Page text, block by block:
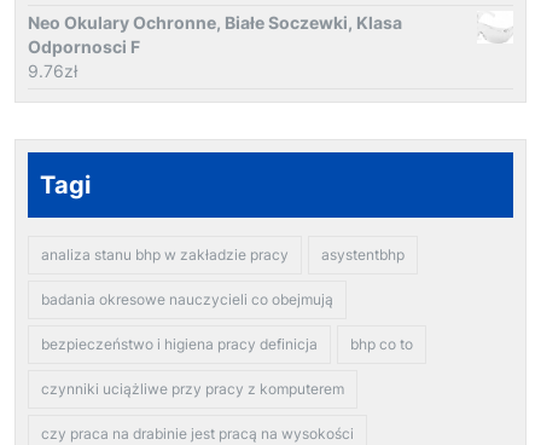
Neo Okulary Ochronne, Białe Soczewki, Klasa
Odpornosci F
9.76zł
Tagi
analiza stanu bhp w zakładzie pracy asystentbhp
badania okresowe nauczycieli co obejmują
bezpieczeństwo i higiena pracy definicja bhp co to
czynniki uciążliwe przy pracy z komputerem
czy praca na drabinie jest pracą na wysokości